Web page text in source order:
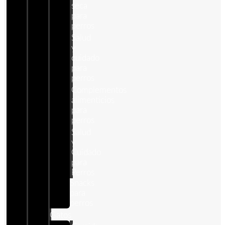
seca
para
perros
Salud
y
cuidado
para
perros
Complementos
alimenticios
para
perros
Salud
y
Cuidado
para
Perros
Gatos